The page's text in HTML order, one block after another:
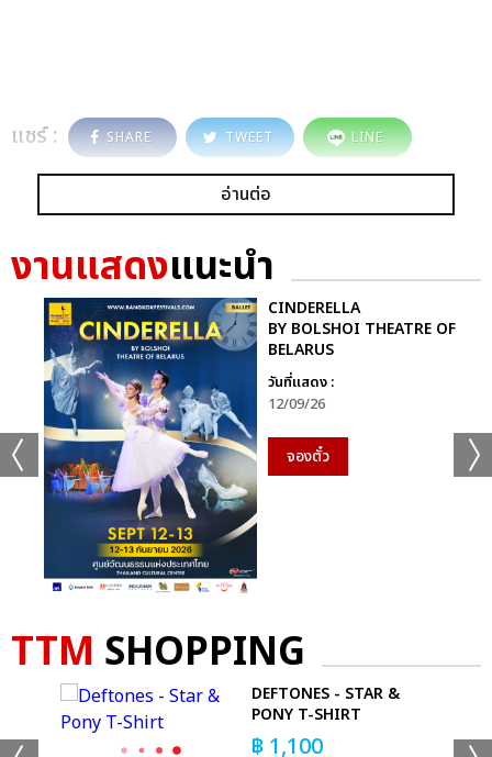
แชร์ : SHARE TWEET LINE
อ่านต่อ
งานแสดงแนะนำ
CINDERELLA
BY BOLSHOI THEATRE OF
BELARUS
วันที่แสดง :
12/09/26
จองตั๋ว
TTM SHOPPING
DEFTONES - STAR &
PONY T-SHIRT
฿ 1,100